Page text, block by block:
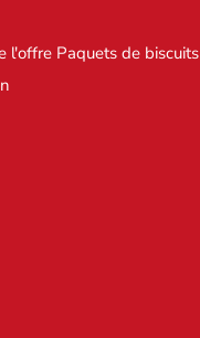
l'offre Paquets de biscuits